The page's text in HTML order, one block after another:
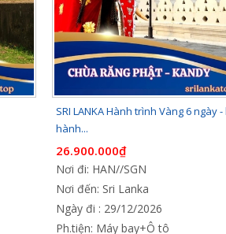
SRI LANKA Hành trình Vàng 6 ngày
hành...
26.900.000₫
Nơi đi: HAN//SGN
Nơi đến: Sri Lanka
Ngày đi : 29/12/2026
Ph.tiện: Máy bay+Ô tô